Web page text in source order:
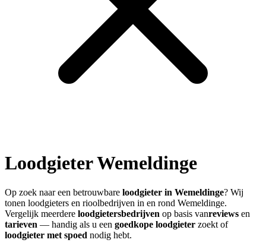
LoodgieterWemeldinge
Op zoek naar een betrouwbare loodgieter in Wemeldinge? Wij
tonen loodgieters en rioolbedrijven in en rond Wemeldinge.
Vergelijk meerdere loodgietersbedrijven op basis vanreviews en
tarieven — handig als u een goedkope loodgieter zoekt of
loodgieter met spoed nodig hebt.